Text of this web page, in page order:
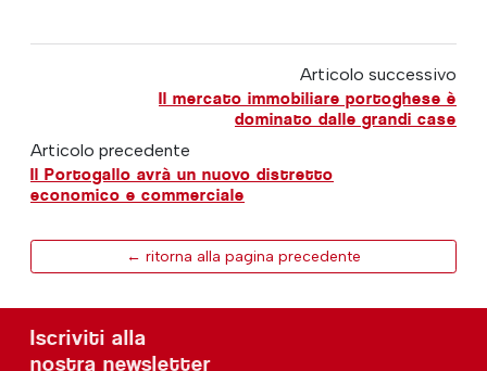
Articolo successivo
Il mercato immobiliare portoghese è
dominato dalle grandi case
Articolo precedente
Il Portogallo avrà un nuovo distretto
economico e commerciale
← ritorna alla pagina precedente
Iscriviti alla
nostra newsletter